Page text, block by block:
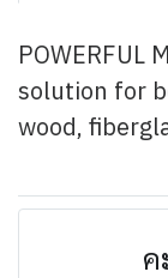
POWERFUL
solution for
wood,
ค